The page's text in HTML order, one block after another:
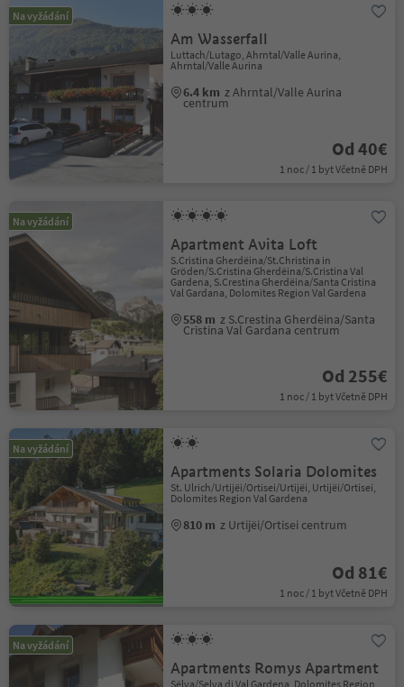
Na vyžádání
Am Wasserfall
Luttach/Lutago, Ahrntal/Valle Aurina,
Ahrntal/Valle Aurina
6.4 km z Ahrntal/Valle Aurina
centrum
Od 40€
1 noc / 1 byt Včetně DPH
Na vyžádání
Apartment Avita Loft
S.Cristina Gherdëina/St.Christina in
Gröden/S.Cristina Gherdëina/S.Cristina Val
Gardena, S.Crestina Gherdëina/Santa Cristina
Val Gardana, Dolomites Region Val Gardena
558 m z S.Crestina Gherdëina/Santa
Cristina Val Gardana centrum
Od 255€
1 noc / 1 byt Včetně DPH
Na vyžádání
Apartments Solaria Dolomites
St. Ulrich/Urtijëi/Ortisei/Urtijëi, Urtijëi/Ortisei,
Dolomites Region Val Gardena
810 m z Urtijëi/Ortisei centrum
Od 81€
1 noc / 1 byt Včetně DPH
Na vyžádání
Apartments Romys Apartment
Sëlva/Selva di Val Gardena, Dolomites Region